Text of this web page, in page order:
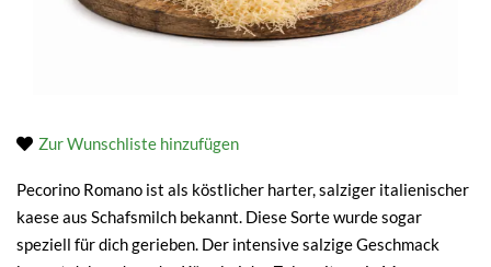
Zur Wunschliste hinzufügen
Pecorino Romano ist als köstlicher harter, salziger italienischer
kaese aus Schafsmilch bekannt. Diese Sorte wurde sogar
speziell für dich gerieben. Der intensive salzige Geschmack